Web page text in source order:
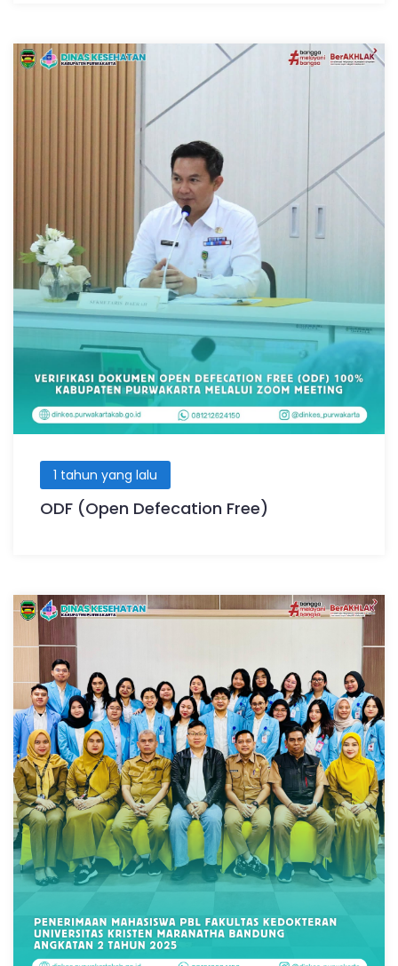
1 tahun yang lalu
ODF (Open Defecation Free)